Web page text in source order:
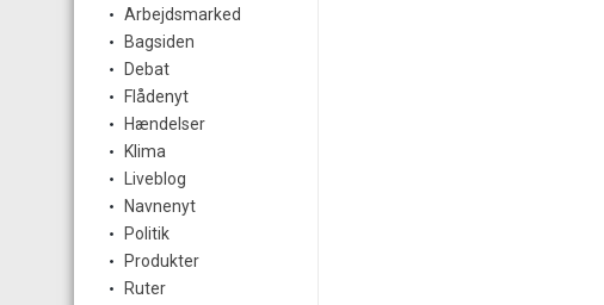
Arbejdsmarked
Bagsiden
Debat
Flådenyt
Hændelser
Klima
Liveblog
Navnenyt
Politik
Produkter
Ruter